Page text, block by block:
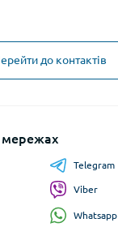
до контактів
мережах
Telegram
Viber
Whatsapp